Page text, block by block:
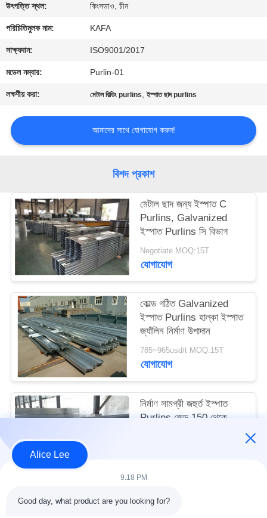
কারখানা
পরিদর্শন
গুণমান
নিয়ন্ত্রণ
আমাদের
সাথে
করুন
খবর
মামলা
সাইট
ম্যাপ
গোপনীয়তা
নীতি
উৎপত্তি স্থল: কিংসডাও, চীন
পরিচিতিমুলক নাম: KAFA
সাক্ষ্যদান: ISO9001/2017
মডেল নম্বার: Purlin-01
লক্ষণীয় করা: মেটাল বিল্ডিং purlins,ইস্পাত ছাদ purlins
আমাদের সাথে যোগাযোগ করুন!
বিশদ প্রকাশ
মেটাল ছাদ জন্য ইস্পাত C
Purlins, Galvanized
ইস্পাত Purlins সি বিভাগ
Negotiate MOQ:15T
যোগাযোগ
কোল্ড গঠিত Galvanized
ইস্পাত Purlins হাল্কা ইস্পাত
জ্যাঁলিন নির্মাণ উপাদান
785~965usd/t MOQ:15T
যোগাযোগ
নির্মাণ সামগ্রী জহুর্ত ইস্পাত
Purlins জেড 150 থেকে
Alice Lee
9:18 PM
Good day, what product are you looking for?